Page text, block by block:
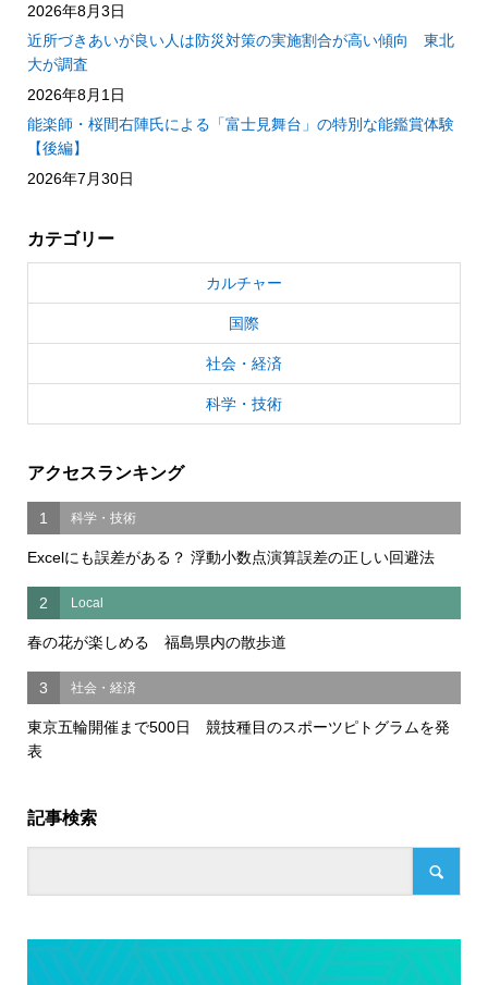
2026年8月3日
近所づきあいが良い人は防災対策の実施割合が高い傾向 東北
大が調査
2026年8月1日
能楽師・桜間右陣氏による「富士見舞台」の特別な能鑑賞体験
【後編】
2026年7月30日
カテゴリー
カルチャー
国際
社会・経済
科学・技術
アクセスランキング
1 科学・技術
Excelにも誤差がある？ 浮動小数点演算誤差の正しい回避法
2 Local
春の花が楽しめる 福島県内の散歩道
3 社会・経済
東京五輪開催まで500日 競技種目のスポーツピトグラムを発
表
記事検索